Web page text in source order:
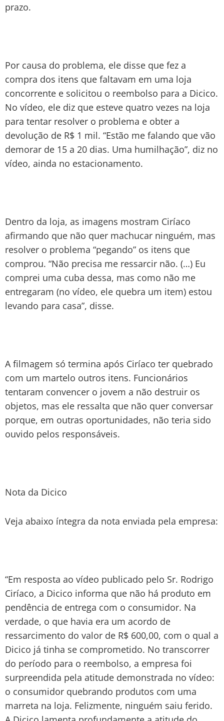
prazo.
Por causa do problema, ele disse que fez a
compra dos itens que faltavam em uma loja
concorrente e solicitou o reembolso para a Dicico.
No vídeo, ele diz que esteve quatro vezes na loja
para tentar resolver o problema e obter a
devolução de R$ 1 mil. “Estão me falando que vão
demorar de 15 a 20 dias. Uma humilhação”, diz no
vídeo, ainda no estacionamento.
Dentro da loja, as imagens mostram Ciríaco
afirmando que não quer machucar ninguém, mas
resolver o problema “pegando” os itens que
comprou. “Não precisa me ressarcir não. (…) Eu
comprei uma cuba dessa, mas como não me
entregaram (no vídeo, ele quebra um item) estou
levando para casa”, disse.
A filmagem só termina após Ciríaco ter quebrado
com um martelo outros itens. Funcionários
tentaram convencer o jovem a não destruir os
objetos, mas ele ressalta que não quer conversar
porque, em outras oportunidades, não teria sido
ouvido pelos responsáveis.
Nota da Dicico
Veja abaixo íntegra da nota enviada pela empresa:
“Em resposta ao vídeo publicado pelo Sr. Rodrigo
Ciríaco, a Dicico informa que não há produto em
pendência de entrega com o consumidor. Na
verdade, o que havia era um acordo de
ressarcimento do valor de R$ 600,00, com o qual a
Dicico já tinha se comprometido. No transcorrer
do período para o reembolso, a empresa foi
surpreendida pela atitude demonstrada no vídeo:
o consumidor quebrando produtos com uma
marreta na loja. Felizmente, ninguém saiu ferido.